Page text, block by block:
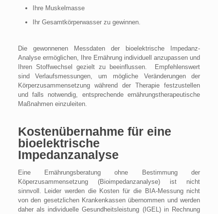
Ihre Muskelmasse
Ihr Gesamtkörperwasser zu gewinnen.
Die gewonnenen Messdaten der bioelektrische Impedanz-
Analyse ermöglichen, Ihre Ernährung individuell anzupassen und
Ihren Stoffwechsel gezielt zu beeinflussen. Empfehlenswert
sind Verlaufsmessungen, um mögliche Veränderungen der
Körperzusammensetzung während der Therapie festzustellen
und falls notwendig, entsprechende ernährungstherapeutische
Maßnahmen einzuleiten.
Kostenübernahme für eine
bioelektrische
Impedanzanalyse
Eine Ernährungsberatung ohne Bestimmung der
Köperzusammensetzung (Bioimpedanzanalyse) ist nicht
sinnvoll. Leider werden die Kosten für die BIA-Messung nicht
von den gesetzlichen Krankenkassen übernommen und werden
daher als individuelle Gesundheitsleistung (IGEL) in Rechnung